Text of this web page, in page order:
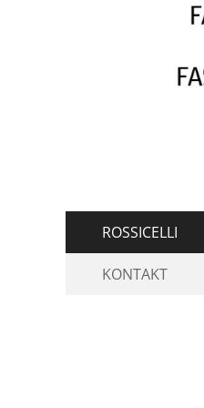
Primäres
Menü
Inhalt
springen
ROSSICELLI
Sekundär-
Inhalt
KONTAKT